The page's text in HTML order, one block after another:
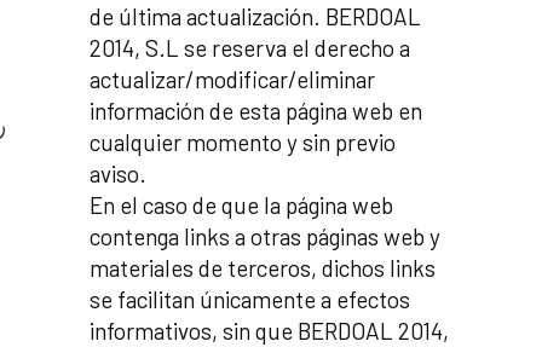
de última actualización. BERDOAL
2014, S.L se reserva el derecho a
actualizar/modificar/eliminar
información de esta página web en
cualquier momento y sin previo
aviso.
En el caso de que la página web
contenga links a otras páginas web y
materiales de terceros, dichos links
se facilitan únicamente a efectos
informativos, sin que BERDOAL 2014,